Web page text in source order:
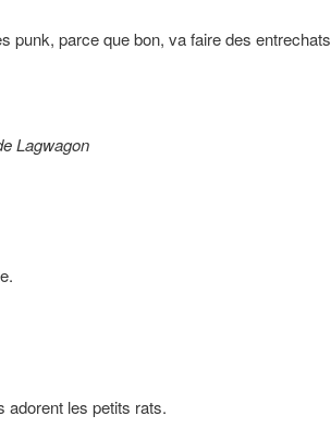
punk, parce que bon, va faire des
Lagwagon
adorent les petits rats.